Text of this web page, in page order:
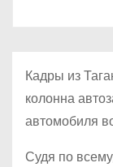
Кадры из
колонна
автомобиля
Судя по